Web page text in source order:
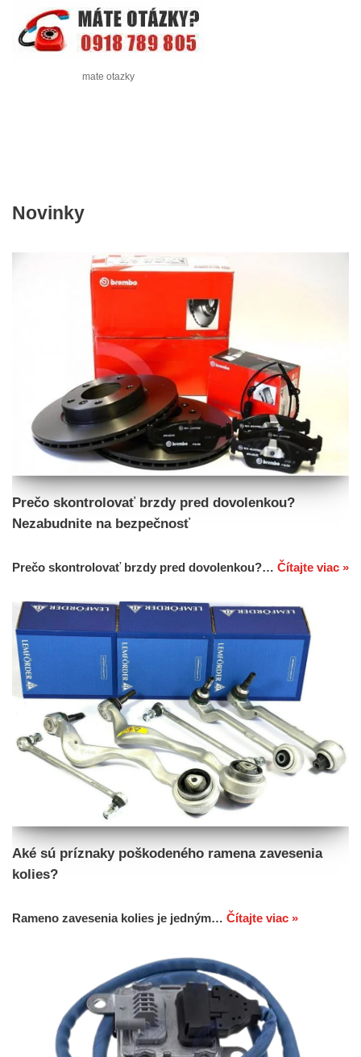
mate otazky
Novinky
Prečo skontrolovať brzdy pred dovolenkou?
Nezabudnite na bezpečnosť
Prečo skontrolovať brzdy pred dovolenkou?… Čítajte viac »
Aké sú príznaky poškodeného ramena zavesenia
kolies?
Rameno zavesenia kolies je jedným… Čítajte viac »